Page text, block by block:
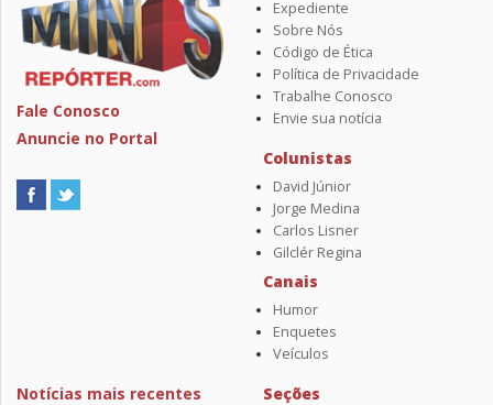
Fale Conosco
Anuncie no Portal
Expediente
Sobre Nós
Código de Ética
Política de Privacidade
Trabalhe Conosco
Envie sua notícia
Colunistas
David Júnior
Jorge Medina
Carlos Lisner
Gilclér Regina
Canais
Humor
Enquetes
Veículos
Notícias mais recentes
Seções